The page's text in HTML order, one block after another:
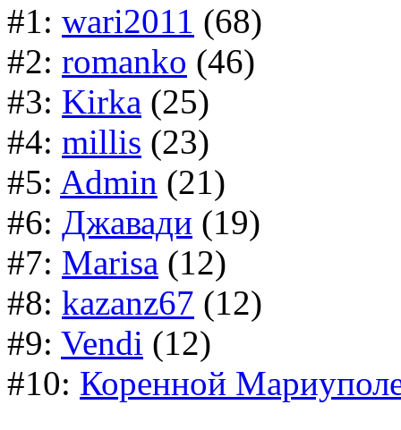
#1: wari2011 (68)
#2: romanko (46)
#3: Kirka (25)
#4: millis (23)
#5: Admin (21)
#6: Джавади (19)
#7: Marisa (12)
#8: kazanz67 (12)
#9: Vendi (12)
#10: Коренной